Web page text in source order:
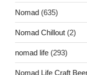
Nomad (635)
Nomad Chillout (2)
nomad life (293)
Nomad Life Craft